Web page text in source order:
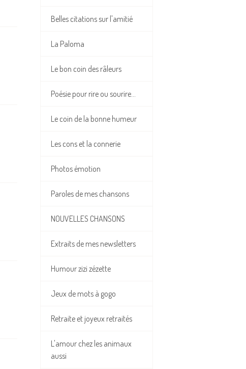
Belles citations sur l'amitié
La Paloma
Le bon coin des râleurs
Poésie pour rire ou sourire...
Le coin de la bonne humeur
Les cons et la connerie
Photos émotion
Paroles de mes chansons
NOUVELLES CHANSONS
Extraits de mes newsletters
Humour zizi zézette
Jeux de mots à gogo
Retraite et joyeux retraités
L'amour chez les animaux
aussi